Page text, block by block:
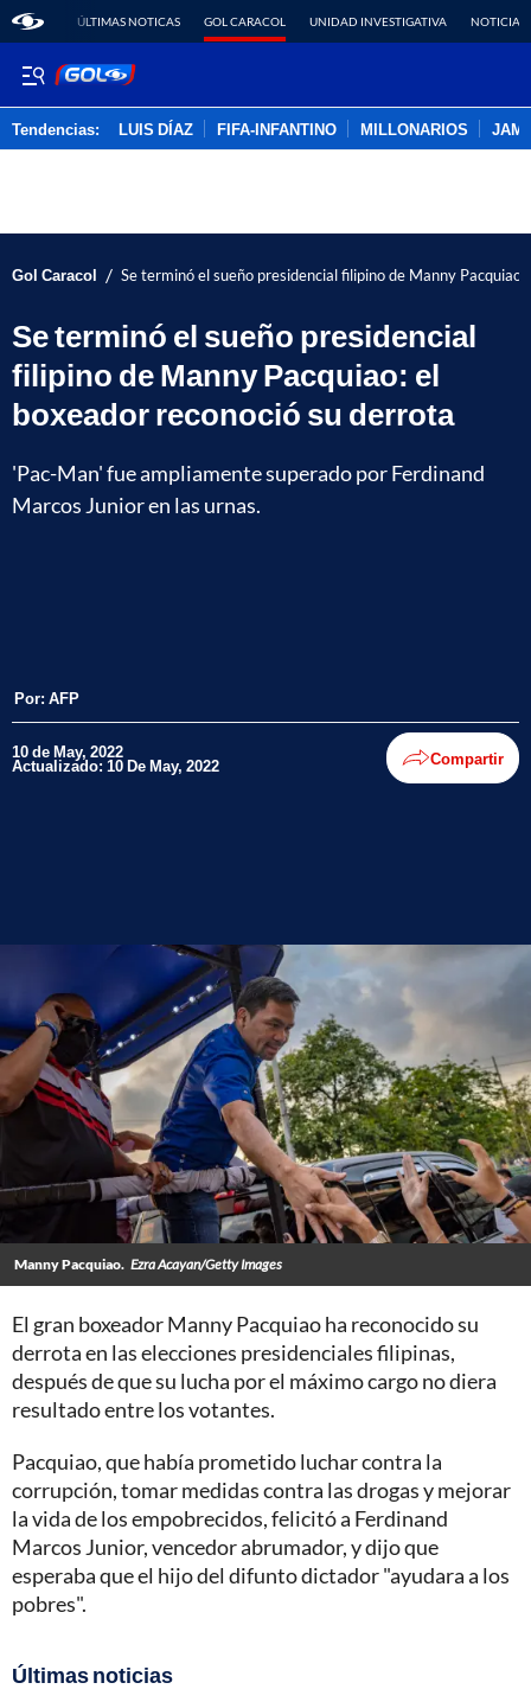
ÚLTIMAS NOTICAS GOL CARACOL UNIDAD INVESTIGATIVA NOTICIAS
Tendencias: LUIS DÍAZ FIFA-INFANTINO MILLONARIOS
Gol Caracol / Se terminó el sueño presidencial filipino de Manny
Se terminó el sueño presidencial
filipino de Manny Pacquiao: el
boxeador reconoció su derrota
'Pac-Man' fue ampliamente superado por Ferdinand
Marcos Junior en las urnas.
Por: AFP
10 de May, 2022
Actualizado: 10 De May, 2022 Compartir
Manny Pacquiao. Ezra Acayan/Getty Images
El gran boxeador Manny Pacquiao ha reconocido su
derrota en las elecciones presidenciales filipinas,
después de que su lucha por el máximo cargo no diera
resultado entre los votantes.
Pacquiao, que había prometido luchar contra la
corrupción, tomar medidas contra las drogas y mejorar
la vida de los empobrecidos, felicitó a Ferdinand
Marcos Junior, vencedor abrumador, y dijo que
esperaba que el hijo del difunto dictador "ayudara a los
pobres".
Últimas noticias